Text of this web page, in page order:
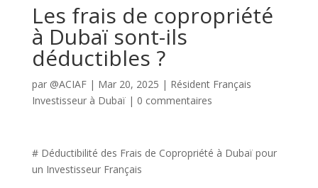
Les frais de copropriété
à Dubaï sont-ils
déductibles ?
par @ACIAF| Mar 20, 2025 | Résident Français
Investisseur à Dubaï| 0 commentaires
# Déductibilité des Frais de Copropriété à Dubaï pour
un Investisseur Français